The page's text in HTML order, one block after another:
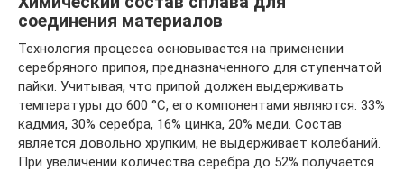
соединения материалов
Технология процесса основывается на применении
серебряного припоя, предназначенного для ступенчатой
пайки. Учитывая, что припой должен выдерживать
температуры до 600 °C, его компонентами являются: 33%
кадмия, 30% серебра, 16% цинка, 20% меди. Состав
является довольно хрупким, не выдерживает колебаний.
При увеличении количества серебра до 52% получается